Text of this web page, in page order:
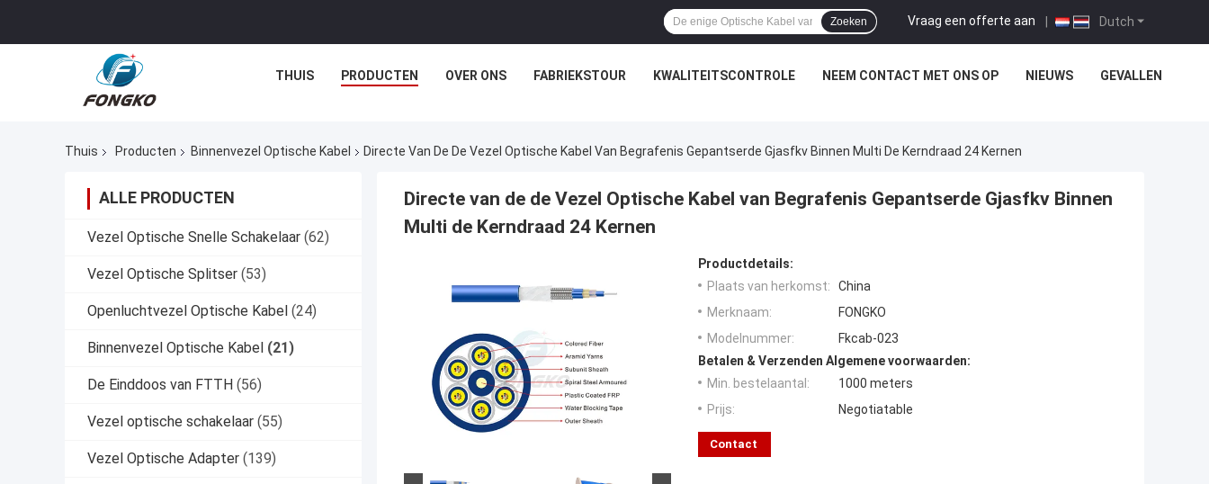
Dutch
Vraag een offerte aan |
Zoeken
THUIS PRODUCTEN OVER ONS FABRIEKSTOUR KWALITEITSCONTROLE NEEM CONTACT MET ONS OP NIEUWS GEVALLEN
Thuis Producten Binnenvezel Optische Kabel Directe Van De De Vezel Optische Kabel Van Begrafenis Gepantserde Gjasfkv Binnen Multi De Kerndraad 24 Kernen
ALLE PRODUCTEN
Vezel Optische Snelle Schakelaar (62)
Vezel Optische Splitser (53)
Openluchtvezel Optische Kabel (24)
Binnenvezel Optische Kabel (21)
De Einddoos van FTTH (56)
Vezel optische schakelaar (55)
Vezel Optische Adapter (139)
Directe van de de Vezel Optische Kabel van Begrafenis Gepantserde Gjasfkv Binnen
Multi de Kerndraad 24 Kernen
Productdetails:
Plaats van herkomst:
China
Merknaam:
FONGKO
Modelnummer:
Fkcab-023
Betalen & Verzenden Algemene voorwaarden:
Min. bestelaantal:
1000 meters
Prijs:
Negotiatable
Contact